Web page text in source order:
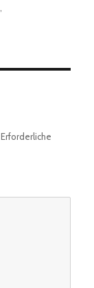
Erforderliche